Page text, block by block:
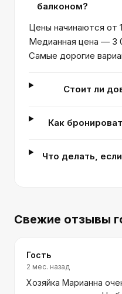
балконом?
Цены начинаются от
Медианная цена — 3
Самые дорогие
Стоит ли
Как
Что делать,
Свежие отзывы
Гость
2 мес. назад
Хозяйка Марианна